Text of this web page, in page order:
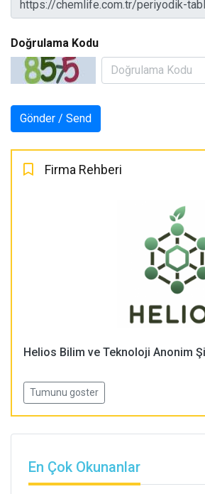
Doğrulama Kodu
Firma Rehberi
Helios Bilim ve Teknoloji Anonim
Tumunu goster
En Çok Okunanlar